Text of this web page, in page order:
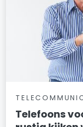
Telefoons